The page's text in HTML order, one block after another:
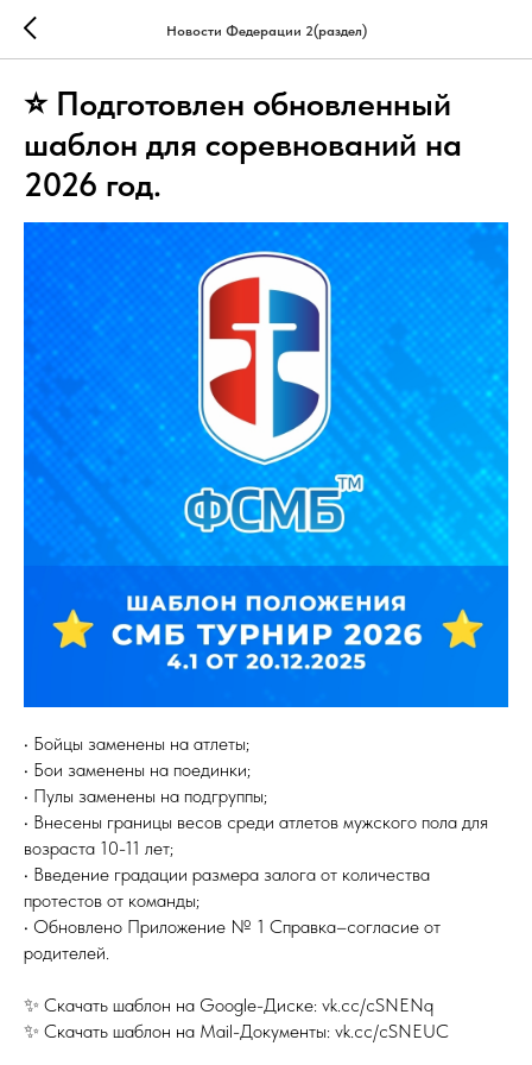
Новости Федерации 2(раздел)
⭐ Подготовлен обновленный
шаблон для соревнований на
2026 год.
• Бойцы заменены на атлеты;
• Бои заменены на поединки;
• Пулы заменены на подгруппы;
• Внесены границы весов среди атлетов мужского пола для
возраста 10-11 лет;
• Введение градации размера залога от количества
протестов от команды;
• Обновлено Приложение № 1 Справка–согласие от
родителей.
✨ Скачать шаблон на Google-Диске: vk.cc/cSNENq
✨ Скачать шаблон на Mail-Документы: vk.cc/cSNEUC